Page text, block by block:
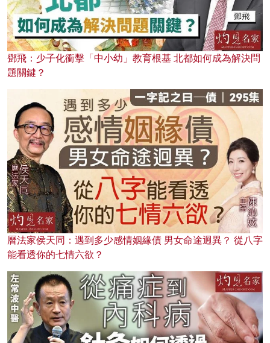
鄧飛：少子化衝擊「中小幼」教育根基 北都如何成為解決問
題關鍵？
曆法家侯天同：遇到多少感情姻緣債 男女命途迥異？ 從八字
能看透你的七情六欲？